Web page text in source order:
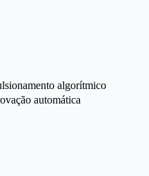
algorítmico
automática